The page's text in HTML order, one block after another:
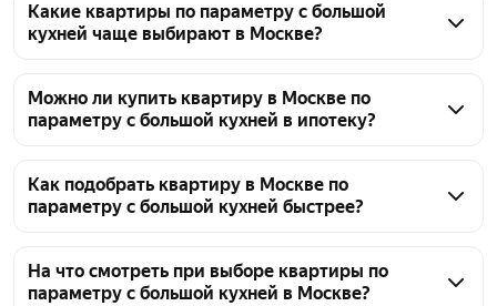
Какие квартиры по параметру с большой
кухней чаще выбирают в Москве?
большой кухней, то есть площадью кухни от 10
квадратных метров. Цены на такие квартиры
до 3,2 млрд ₽. Чтобы подобрать подходящий
вариант, воспользуйтесь фильтрами на странице.
Можно ли купить квартиру в Москве по
параметру с большой кухней в ипотеку?
есть варианты, подходящие под ипотеку. В каталоге
56911 объявлений, цены варьируются от 2,2 млн ₽
продавца или банка.
Как подобрать квартиру в Москве по
параметру с большой кухней быстрее?
подходящую комнатность, район Москвы и
минимальную площадь. Это поможет быстрее
На что смотреть при выборе квартиры по
параметру с большой кухней в Москве?